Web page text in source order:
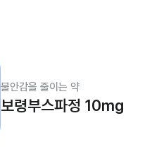
불안감을 줄이는 약
보령부스파정 10mg